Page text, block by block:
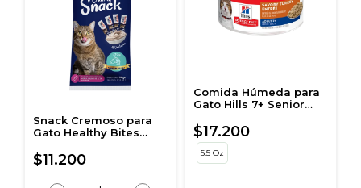
Snack Cremoso para
Gato Healthy Bites
por 4 unidades
$11.200
Comida Húmeda para
Gato Hills 7+ Senior
$17.200
5.5 Oz